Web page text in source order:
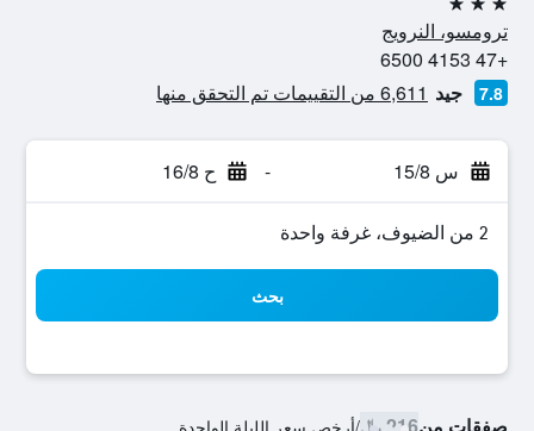
3 نجوم
ترومسو، النرويج
+47 4153 6500
7.8 جيد 6,611 من التقييمات تم التحقق منها
س 15/8 - ح 16/8
2 من الضيوف، غرفة واحدة
بحث
/أرخص سعر الليلة الواحدة